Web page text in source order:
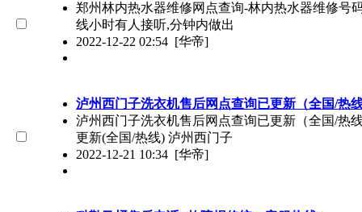
郑州林内热水器维修网点查询-林内热水器维修号
线小时有人接听,分钟内做出
2022-12-22 02:54 [华帝]
泸州西门子洗衣机售后网点查询已更新（全国/热
泸州西门子洗衣机售后网点查询已更新（全国/热
更新(全国/热线) 泸州西门子
2022-12-21 10:34 [华帝]